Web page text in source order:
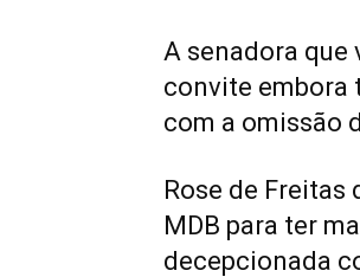
A senadora que
convite embora
com a omissão
Rose de Freitas
MDB para ter
decepcionada